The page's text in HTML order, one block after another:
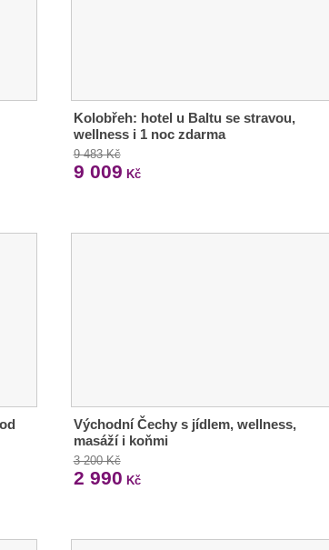
Kolobřeh: hotel u Baltu se stravou,
wellness i 1 noc zdarma
9 483 Kč
9 009 Kč
Východní Čechy s jídlem, wellness,
masáží i koňmi
3 200 Kč
2 990 Kč